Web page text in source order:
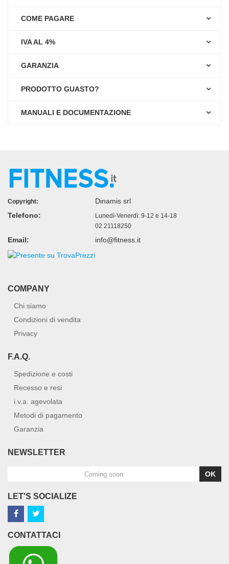
COME PAGARE
IVA AL 4%
GARANZIA
PRODOTTO GUASTO?
MANUALI E DOCUMENTAZIONE
Copyright:
Dinamis srl
Telefono:
Lunedì-Venerdì: 9-12 e 14-18
02 21118250
Email: info@fitness.it
COMPANY
Chi siamo
Condizioni di vendita
Privacy
F.A.Q.
Spedizione e costi
Recesso e resi
i.v.a. agevolata
Metodi di pagamento
Garanzia
NEWSLETTER
OK
LET'S SOCIALIZE
CONTATTACI